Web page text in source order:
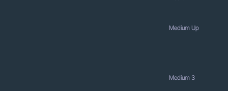
Medium Up
Medium 3